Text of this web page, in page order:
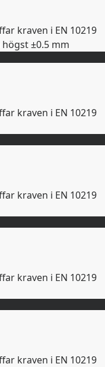
kraven i EN 10219
högst ±0.5 mm
kraven i EN 10219
kraven i EN 10219
kraven i EN 10219
kraven i EN 10219